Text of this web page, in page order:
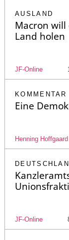
AUSLAND
Macron will
Land holen
JF-Online
KOMMENTAR
Eine
Henning Hoffgaard
JF-Online